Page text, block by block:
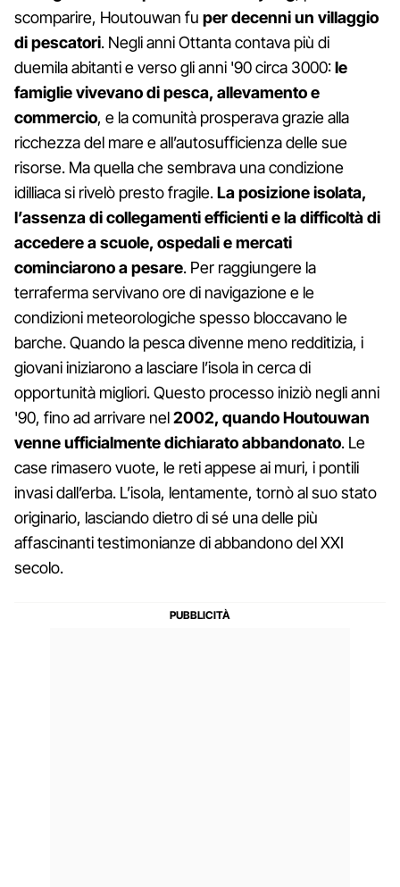
scomparire, Houtouwan fu per decenni un villaggio
di pescatori. Negli anni Ottanta contava più di
duemila abitanti e verso gli anni '90 circa 3000:le
famiglie vivevano di pesca, allevamento e
commercio, e la comunità prosperava grazie alla
ricchezza del mare e all’autosufficienza delle sue
risorse. Ma quella che sembrava una condizione
idilliaca si rivelò presto fragile.La posizione isolata,
l’assenza di collegamenti efficienti e la difficoltà di
accedere a scuole, ospedali e mercati
cominciarono a pesare. Per raggiungere la
terraferma servivano ore di navigazione e le
condizioni meteorologiche spesso bloccavano le
barche. Quando la pesca divenne meno redditizia, i
giovani iniziarono a lasciare l’isola in cerca di
opportunità migliori. Questo processo iniziò negli anni
'90, fino ad arrivare nel2002, quando Houtouwan
venne ufficialmente dichiarato abbandonato. Le
case rimasero vuote, le reti appese ai muri, i pontili
invasi dall’erba. L’isola, lentamente, tornò al suo stato
originario, lasciando dietro di sé una delle più
affascinanti testimonianze di abbandono del XXI
secolo.